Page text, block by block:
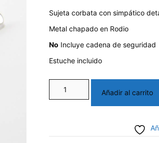
Sujeta corbata con simpático
Metal chapado en Rodio
No Incluye cadena de seguridad
Estuche incluido
Sujeta
corbata
rodio
Añadir al carrito